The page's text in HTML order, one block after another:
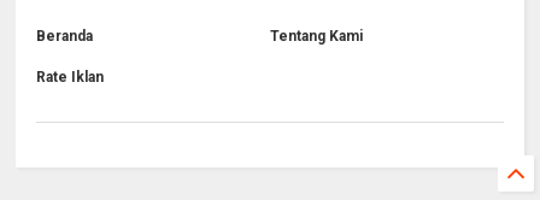
Beranda Tentang Kami
Rate Iklan